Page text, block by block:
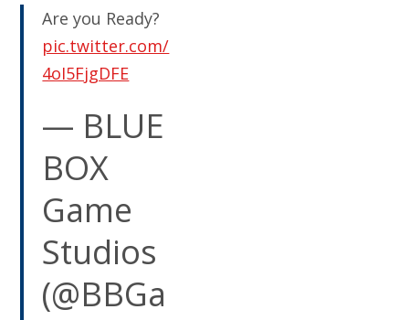
Are you Ready?
pic.twitter.com/
4oI5FjgDFE
— BLUE
BOX
Game
Studios
(@BBGa